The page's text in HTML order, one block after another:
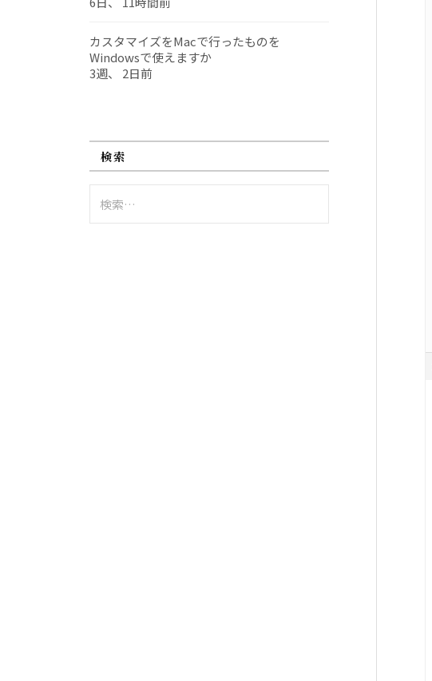
カスタマイズをMacで行ったものを
Windowsで使えますか
3週、 2日前
検索
索: